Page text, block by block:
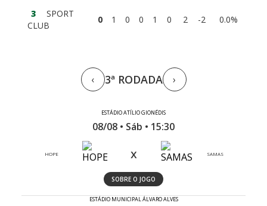
3
SPORT
CLUB
0 1 0 0 1 0 2 -2 0.0%
‹ 3ª RODADA ›
ESTÁDIO ATÍLIO GIONÉDIS
08/08 • Sáb • 15:30
HOPE x SAMAS
SOBRE O JOGO
ESTÁDIO MUNICIPAL ÁLVARO ALVES